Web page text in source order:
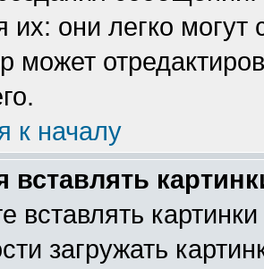
их: они легко
может
к началу
вставлять
вставлять
загружать